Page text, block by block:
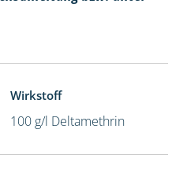
Wirkstoff
100 g/l Deltamethrin